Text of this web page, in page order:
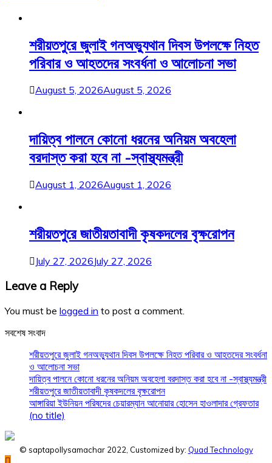
শরীয়তপুরে জুলাই গনঅভ্যুথান দিবস উপলক্ষে নিহত
পরিবার ও আহতদের সংবর্ধনা ও আলোচনা সভা
August 5, 2026August 5, 2026
দায়িত্ব পালনে কোনো ধরনের অনিয়ম অবহেলা
বরদাস্ত করা হবে না -স্বাস্থ্যমন্ত্রী
August 1, 2026August 1, 2026
শরীয়তপুরে জাতীয়তাবাদী কৃষকদলের বৃক্ষরোপন
July 27, 2026July 27, 2026
Leave a Reply
You must be logged in to post a comment.
সবশেষ সংবাদ
শরীয়তপুরে জুলাই গনঅভ্যুথান দিবস উপলক্ষে নিহত পরিবার ও আহতদের সংবর্ধনা
ও আলোচনা সভা
দায়িত্ব পালনে কোনো ধরনের অনিয়ম অবহেলা বরদাস্ত করা হবে না -স্বাস্থ্যমন্ত্রী
শরীয়তপুরে জাতীয়তাবাদী কৃষকদলের বৃক্ষরোপন
আঙ্গারিয়া ইউনিয়ন পরিষদের চেয়ারম্যান আনোয়ার হোসেন হাওলাদার গ্রেফতার
(no title)
© saptapollysamachar 2022, Customized by: Quad Technology